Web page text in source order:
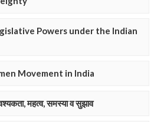
Powers under the Indian
Movement in India
महत्व, समस्या व सुझाव